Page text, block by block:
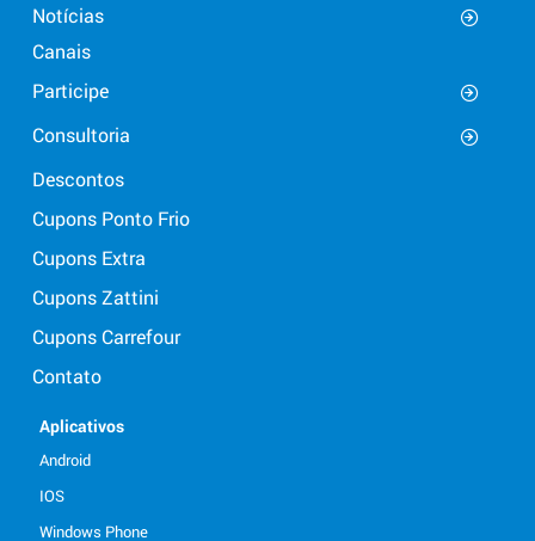
Notícias
Canais
Participe
Consultoria
Descontos
Cupons Ponto Frio
Cupons Extra
Cupons Zattini
Cupons Carrefour
Contato
Aplicativos
Android
IOS
Windows Phone